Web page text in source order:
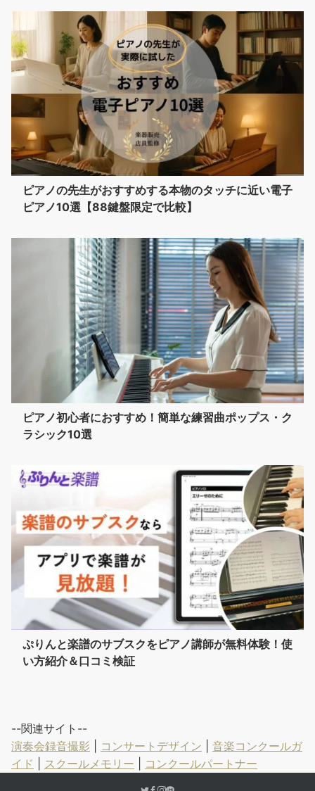
ピアノの先生がおすすめする本物のタッチに近い電子
ピアノ10選【88鍵盤限定で比較】
ピアノ初心者におすすめ！簡単な練習曲ポップス・ク
ラシック10選
ぷりんと楽譜のサブスクをピアノ講師が無料体験！使
い方紹介＆口コミ検証
--関連サイト--
演奏会録音撮影
コンサートデザイン
音楽コンクールガ
イド
スクールメモリー コンクールパートナー